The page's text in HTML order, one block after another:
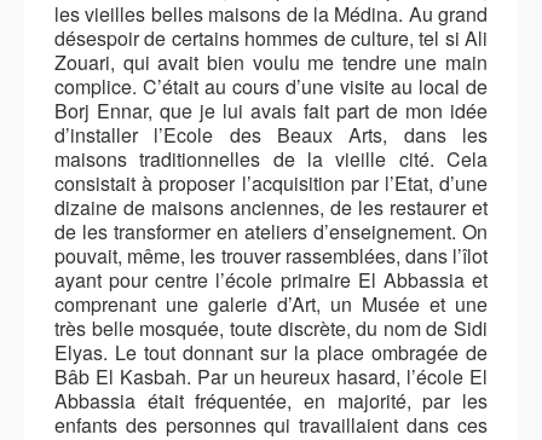
les vieilles belles maisons de la Médina. Au grand
désespoir de certains hommes de culture, tel si Ali
Zouari, qui avait bien voulu me tendre une main
complice. C’était au cours d’une visite au local de
Borj Ennar, que je lui avais fait part de mon idée
d’installer l’Ecole des Beaux Arts, dans les
maisons traditionnelles de la vieille cité. Cela
consistait à proposer l’acquisition par l’Etat, d’une
dizaine de maisons anciennes, de les restaurer et
de les transformer en ateliers d’enseignement. On
pouvait, même, les trouver rassemblées, dans l’îlot
ayant pour centre l’école primaire El Abbassia et
comprenant une galerie d’Art, un Musée et une
très belle mosquée, toute discrète, du nom de Sidi
Elyas. Le tout donnant sur la place ombragée de
Bâb El Kasbah. Par un heureux hasard, l’école El
Abbassia était fréquentée, en majorité, par les
enfants des personnes qui travaillaient dans ces